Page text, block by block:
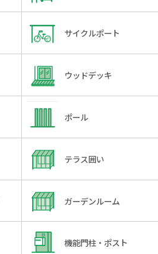
サイクルポート
ウッドデッキ
ポール
テラス囲い
ガーデンルーム
機能門柱・ポスト